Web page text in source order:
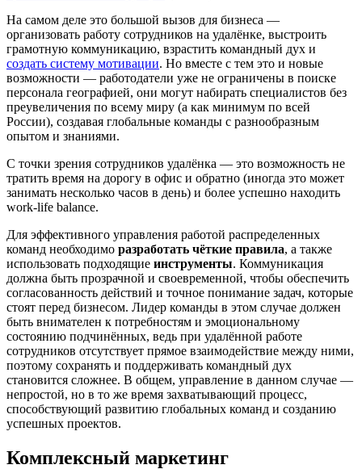
На самом деле это большой вызов для бизнеса —
организовать работу сотрудников на удалёнке, выстроить
грамотную коммуникацию, взрастить командный дух и
создать систему мотивации. Но вместе с тем это и новые
возможности — работодатели уже не ограничены в поиске
персонала географией, они могут набирать специалистов без
преувеличения по всему миру (а как минимум по всей
России), создавая глобальные команды с разнообразным
опытом и знаниями.
С точки зрения сотрудников удалёнка — это возможность не
тратить время на дорогу в офис и обратно (иногда это может
занимать несколько часов в день) и более успешно находить
work‑life balance.
Для эффективного управления работой распределенных
команд необходимо разработать чёткие правила, а также
использовать подходящие инструменты. Коммуникация
должна быть прозрачной и своевременной, чтобы обеспечить
согласованность действий и точное понимание задач, которые
стоят перед бизнесом. Лидер команды в этом случае должен
быть внимателен к потребностям и эмоциональному
состоянию подчинённых, ведь при удалённой работе
сотрудников отсутствует прямое взаимодействие между ними,
поэтому сохранять и поддерживать командный дух
становится сложнее. В общем, управление в данном случае —
непростой, но в то же время захватывающий процесс,
способствующий развитию глобальных команд и созданию
успешных проектов.
Комплексный маркетинг